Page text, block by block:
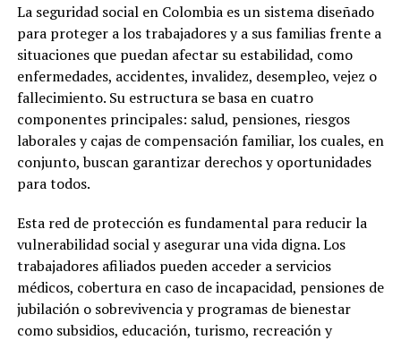
La seguridad social en Colombia es un sistema diseñado
para proteger a los trabajadores y a sus familias frente a
situaciones que puedan afectar su estabilidad, como
enfermedades, accidentes, invalidez, desempleo, vejez o
fallecimiento. Su estructura se basa en cuatro
componentes principales: salud, pensiones, riesgos
laborales y cajas de compensación familiar, los cuales, en
conjunto, buscan garantizar derechos y oportunidades
para todos.
Esta red de protección es fundamental para reducir la
vulnerabilidad social y asegurar una vida digna. Los
trabajadores afiliados pueden acceder a servicios
médicos, cobertura en caso de incapacidad, pensiones de
jubilación o sobrevivencia y programas de bienestar
como subsidios, educación, turismo, recreación y